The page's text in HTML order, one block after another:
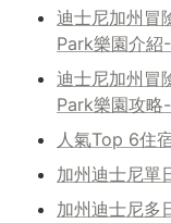
迪士尼加州
Park樂園介紹
迪士尼加州
Park樂園攻略
人氣Top 6住
加州迪士尼單
加州迪士尼多